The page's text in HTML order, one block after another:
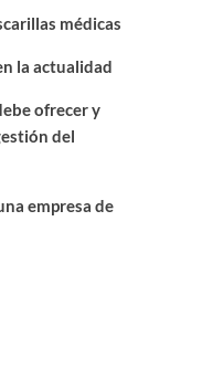
médicas
la actualidad
ofrecer y
del
empresa de